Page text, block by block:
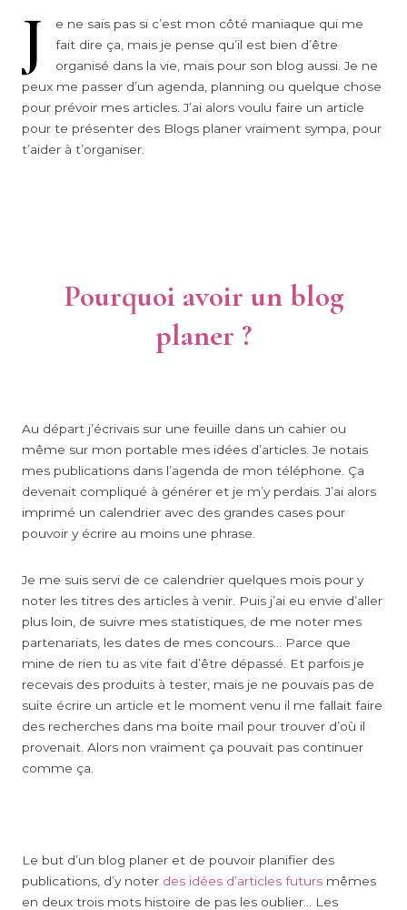
J
e ne sais pas si c’est mon côté maniaque qui me
fait dire ça, mais je pense qu’il est bien d’être
organisé dans la vie, mais pour son blog aussi. Je ne
peux me passer d’un agenda, planning ou quelque chose
pour prévoir mes articles. J’ai alors voulu faire un article
pour te présenter des Blogs planer vraiment sympa, pour
t’aider à t’organiser.
Pourquoi avoir un blog
planer ?
Au départ j’écrivais sur une feuille dans un cahier ou
même sur mon portable mes idées d’articles. Je notais
mes publications dans l’agenda de mon téléphone. Ça
devenait compliqué à générer et je m’y perdais. J’ai alors
imprimé un calendrier avec des grandes cases pour
pouvoir y écrire au moins une phrase.
Je me suis servi de ce calendrier quelques mois pour y
noter les titres des articles à venir. Puis j’ai eu envie d’aller
plus loin, de suivre mes statistiques, de me noter mes
partenariats, les dates de mes concours… Parce que
mine de rien tu as vite fait d’être dépassé. Et parfois je
recevais des produits à tester, mais je ne pouvais pas de
suite écrire un article et le moment venu il me fallait faire
des recherches dans ma boite mail pour trouver d’où il
provenait. Alors non vraiment ça pouvait pas continuer
comme ça.
Le but d’un blog planer et de pouvoir planifier des
publications, d’y noter des idées d’articles futurs mêmes
en deux trois mots histoire de pas les oublier… Les